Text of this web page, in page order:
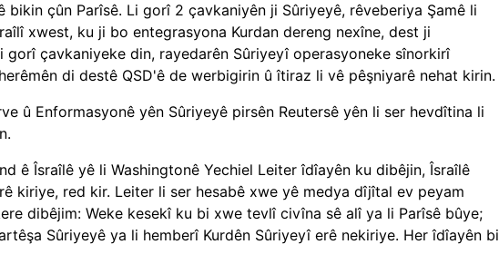
bikin çûn Parîsê. Li gorî 2 çavkaniyên ji Sûriyeyê, rêveberiya Şamê li
xwest, ku ji bo entegrasyona Kurdan dereng nexîne, dest ji
gorî çavkaniyeke din, rayedarên Sûriyeyî operasyoneke sînorkirî
di destê QSD'ê de werbigirin û îtiraz li vê pêşniyarê nehat kirin.
û Enformasyonê yên Sûriyeyê pirsên Reutersê yên li ser hevdîtina li
ê Îsraîlê yê li Washingtonê Yechiel Leiter îdîayên ku dibêjin, Îsraîlê
kiriye, red kir. Leiter li ser hesabê xwe yê medya dîjîtal ev peyam
dibêjim: Weke kesekî ku bi xwe tevlî civîna sê alî ya li Parîsê bûye;
Sûriyeyê ya li hemberî Kurdên Sûriyeyî erê nekiriye. Her îdîayên bi